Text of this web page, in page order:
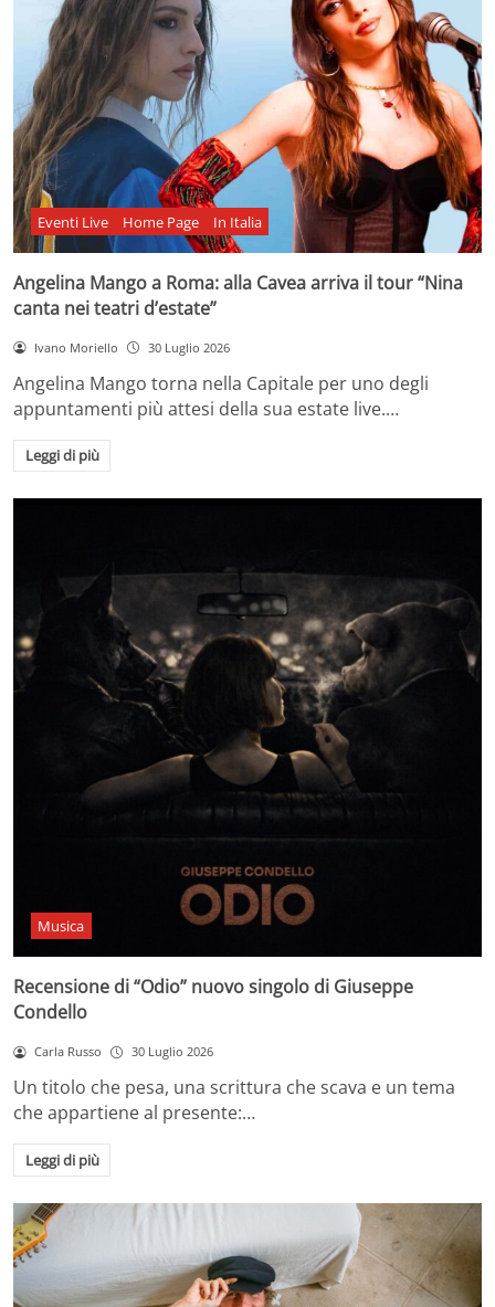
Eventi Live Home Page In Italia
Angelina Mango a Roma: alla Cavea arriva il tour “Nina
canta nei teatri d’estate”
Ivano Moriello 30 Luglio 2026
Angelina Mango torna nella Capitale per uno degli
appuntamenti più attesi della sua estate live.…
Leggi di più
Musica
Recensione di “Odio” nuovo singolo di Giuseppe
Condello
Carla Russo 30 Luglio 2026
Un titolo che pesa, una scrittura che scava e un tema
che appartiene al presente:…
Leggi di più